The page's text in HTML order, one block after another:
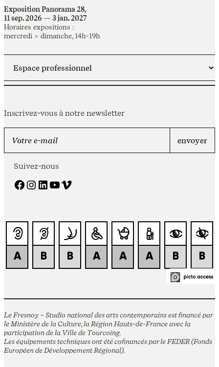
Exposition Panorama 28,
11 sep. 2026 — 3 jan. 2027
Horaires expositions :
mercredi > dimanche, 14h-19h
Inscrivez-vous à notre newsletter
Suivez-nous
Facebook Instagram LinkedIn YouTube Vimeo
Le Fresnoy – Studio national des arts contemporains est financé par
le Ministère de la Culture, la Région Hauts-de-France avec la
participation de la Ville de Tourcoing.
Les équipements techniques ont été cofinancés par le FEDER (Fonds
Européen de Développement Régional).